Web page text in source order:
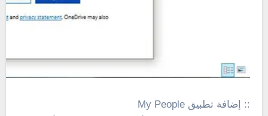
:: إضافة تطبيق My People